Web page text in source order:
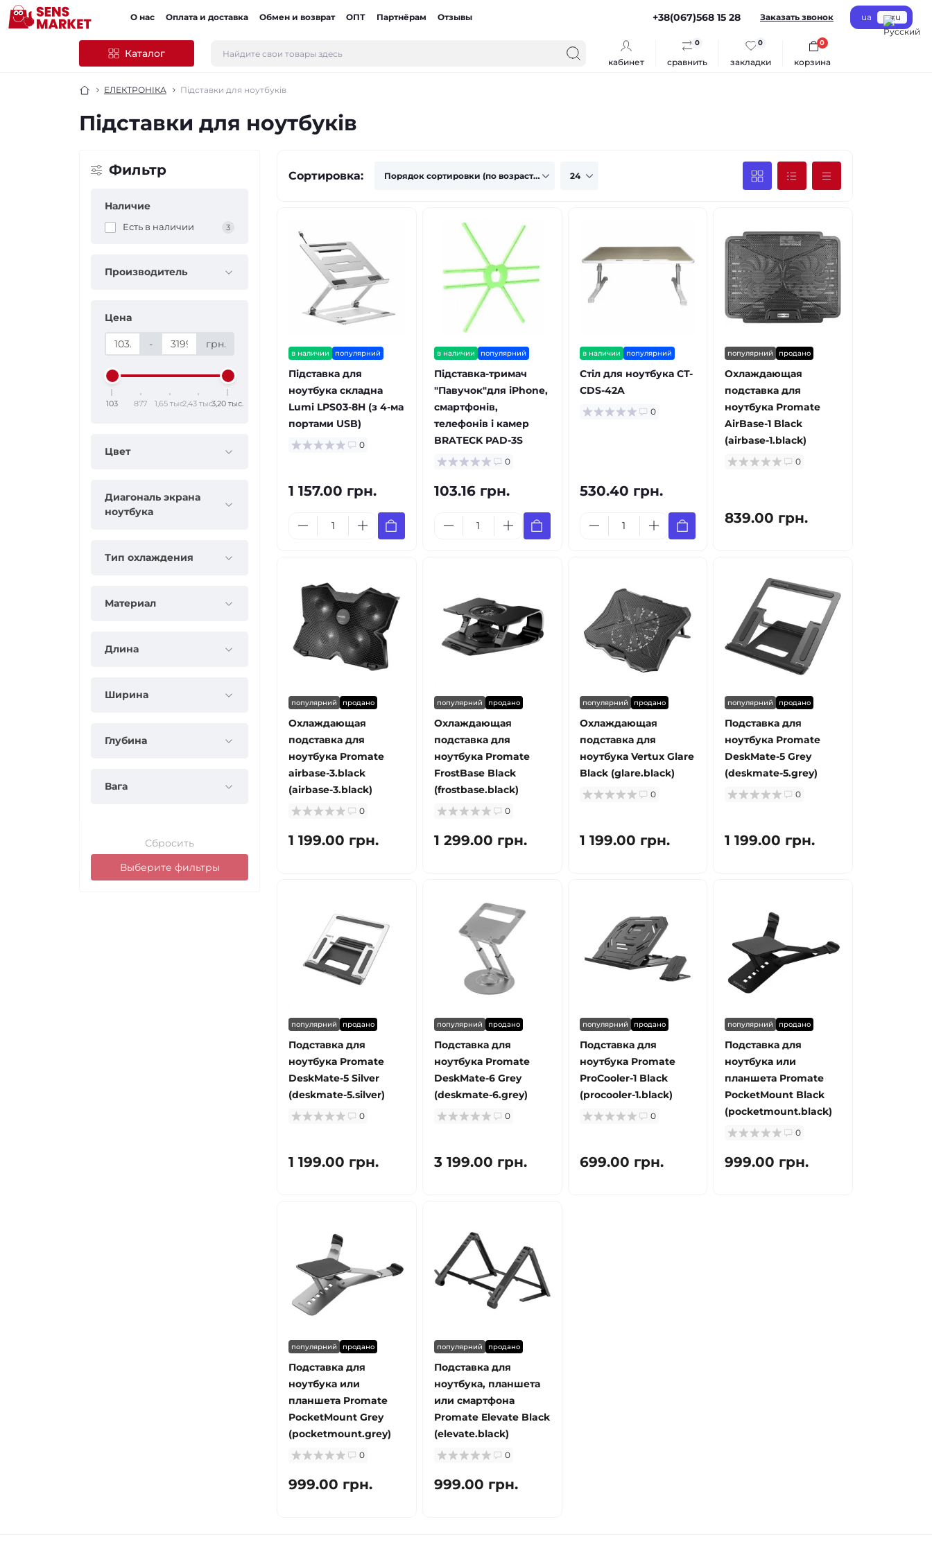
О нас Оплата и доставка Обмен и возврат ОПТ Партнёрам Отзывы +38(067)568 15 28 Заказать звонок ua ru
Каталог
кабинет сравнить
0
закладки
0
корзина
0
ЕЛЕКТРОНІКА Підставки для ноутбуків
Підставки для ноутбуків
Фильтр
Наличие
Есть в наличии 3
Производитель
Цена
- грн.
103 877 1,65 тыс.2,43 тыс.3,20 тыс.
Цвет
Диагональ экрана
ноутбука
Тип охлаждения
Материал
Длина
Ширина
Глубина
Вага
Сбросить
Выберите фильтры
Сортировка:
в наличии популярний
Підставка для
ноутбука складна
Lumi LPS03-8H (з 4-ма
портами USB)
0
1 157.00 грн.
в наличии популярний
Підставка-тримач
"Павучок"для iPhone,
смартфонів,
телефонів і камер
BRATECK PAD-3S
0
103.16 грн.
в наличии популярний
Стіл для ноутбука CT-
CDS-42A
0
530.40 грн.
популярний продано
Охлаждающая
подставка для
ноутбука Promate
AirBase-1 Black
(airbase-1.black)
0
839.00 грн.
популярний продано
Охлаждающая
подставка для
ноутбука Promate
airbase-3.black
(airbase-3.black)
0
1 199.00 грн.
популярний продано
Охлаждающая
подставка для
ноутбука Promate
FrostBase Black
(frostbase.black)
0
1 299.00 грн.
популярний продано
Охлаждающая
подставка для
ноутбука Vertux Glare
Black (glare.black)
0
1 199.00 грн.
популярний продано
Подставка для
ноутбука Promate
DeskMate-5 Grey
(deskmate-5.grey)
0
1 199.00 грн.
популярний продано
Подставка для
ноутбука Promate
DeskMate-5 Silver
(deskmate-5.silver)
0
1 199.00 грн.
популярний продано
Подставка для
ноутбука Promate
DeskMate-6 Grey
(deskmate-6.grey)
0
3 199.00 грн.
популярний продано
Подставка для
ноутбука Promate
ProCooler-1 Black
(procooler-1.black)
0
699.00 грн.
популярний продано
Подставка для
ноутбука или
планшета Promate
PocketMount Black
(pocketmount.black)
0
999.00 грн.
популярний продано
Подставка для
ноутбука или
планшета Promate
PocketMount Grey
(pocketmount.grey)
0
999.00 грн.
популярний продано
Подставка для
ноутбука, планшета
или смартфона
Promate Elevate Black
(elevate.black)
0
999.00 грн.